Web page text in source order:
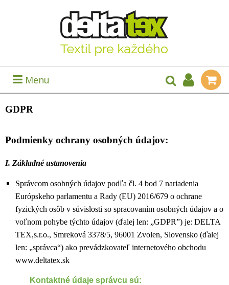
Menu
GDPR
Podmienky ochrany osobných údajov:
I. Základné ustanovenia
Správcom osobných údajov podľa čl. 4 bod 7 nariadenia
Európskeho parlamentu a Rady (EU) 2016/679 o ochrane
fyzických osôb v súvislosti so spracovaním osobných údajov a o
voľnom pohybe týchto údajov (ďalej len: „GDPR”) je: DELTA
TEX,s.r.o., Smreková 3378/5, 96001 Zvolen, Slovensko (ďalej
len: „správca“) ako prevádzkovateľ internetového obchodu
www.deltatex.sk
Kontaktné údaje správcu sú: